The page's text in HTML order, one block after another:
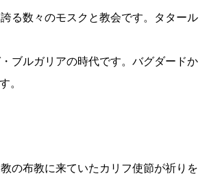
る数々のモスクと教会です。タタール
ブルガリアの時代です。バグダードか
。
の布教に来ていたカリフ使節が祈りを